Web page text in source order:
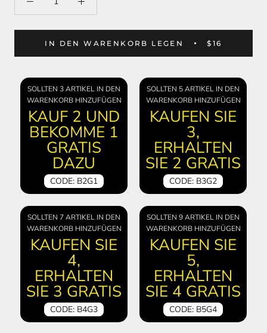
IN DEN WARENKORB LEGEN $16
SOLLTEN 3 ARTIKEL IN DEN
WARENKORB HINZUFÜGEN
KAUF 2 UND
BEKOMME 1
GRATIS
DAZU
CODE: B2G1
SOLLTEN 5 ARTIKEL IN DEN
WARENKORB HINZUFÜGEN
KAUFEN SIE
3,
ERHALTEN
SIE 2 GRATIS
CODE: B3G2
SOLLTEN 7 ARTIKEL IN DEN
WARENKORB HINZUFÜGEN
KAUFEN SIE
4,
ERHALTEN
SIE 3 GRATIS
CODE: B4G3
SOLLTEN 9 ARTIKEL IN DEN
WARENKORB HINZUFÜGEN
KAUFEN SIE
5,
ERHALTEN
SIE 4 GRATIS
CODE: B5G4